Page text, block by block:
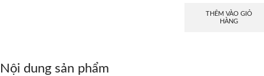
THÊM VÀO GIỎ
HÀNG
Nội dung sản phẩm